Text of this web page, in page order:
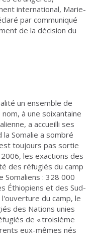
international, Marie-
par communiqué
de la décision du
un ensemble de
à une soixantaine
a accueilli ses
Somalie a sombré
toujours pas sortie
les exactions des
des réfugiés du camp
Somaliens : 328 000
Éthiopiens et des Sud-
du camp, le
des Nations unies
de « troisième
eux-mêmes nés